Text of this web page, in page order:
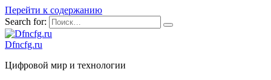
Перейти к содержанию
Search for:
Dfncfg.ru
Цифровой мир и технологии